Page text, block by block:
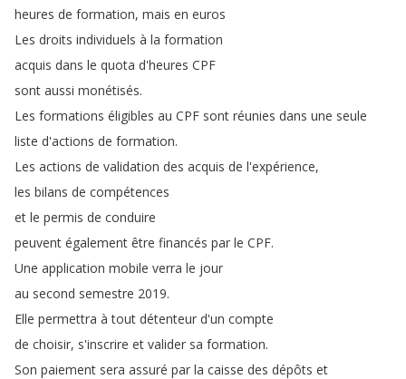
heures de formation, mais en euros
Les droits individuels à la formation
acquis dans le quota d'heures CPF
sont aussi monétisés.
Les formations éligibles au CPF sont réunies dans une seule
liste d'actions de formation.
Les actions de validation des acquis de l'expérience,
les bilans de compétences
et le permis de conduire
peuvent également être financés par le CPF.
Une application mobile verra le jour
au second semestre 2019.
Elle permettra à tout détenteur d'un compte
de choisir, s'inscrire et valider sa formation.
Son paiement sera assuré par la caisse des dépôts et